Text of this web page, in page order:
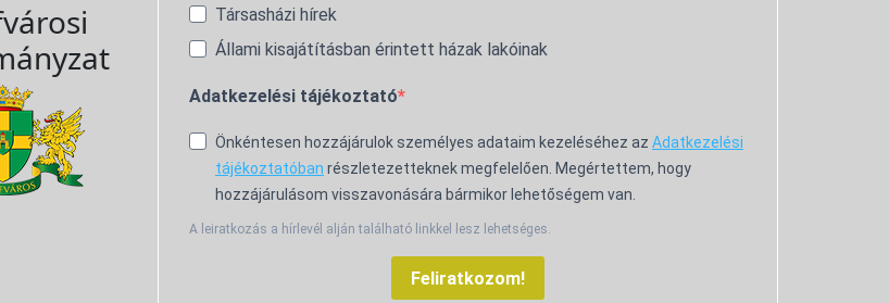
Társasházi hírek
Állami kisajátításban érintett házak lakóinak
Adatkezelési tájékoztató
Önkéntesen hozzájárulok személyes adataim kezeléséhez az Adatkezelési
tájékoztatóban részletezetteknek megfelelően. Megértettem, hogy
hozzájárulásom visszavonására bármikor lehetőségem van.
A leiratkozás a hírlevél alján található linkkel lesz lehetséges.
Feliratkozom!